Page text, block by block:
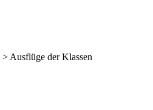
> Ausflüge der Klassen